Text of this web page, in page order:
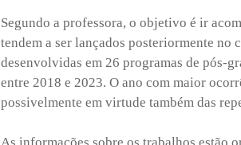
Segundo a professora, o objetivo é ir
tendem a ser lançados posteriormente
desenvolvidas em 26 programas de pós-
entre 2018 e 2023. O ano com maior
possivelmente em virtude também das